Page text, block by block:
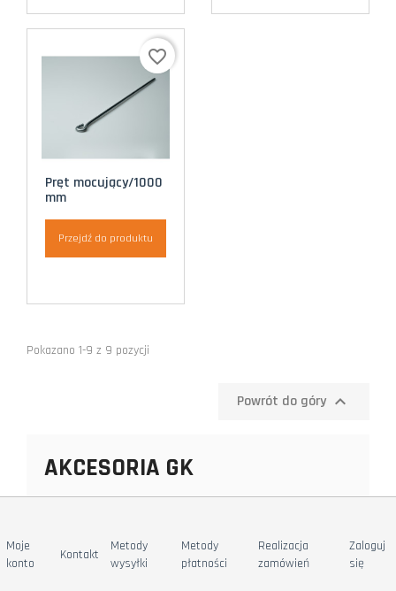
Pręt mocujący/1000
mm
Przejdź do produktu
favorite_border
Pokazano 1-9 z 9 pozycji
Powrót do góry 
AKCESORIA GK
Moje
konto
Kontakt
Metody
wysyłki
Metody
płatności
Realizacja
zamówień
Zaloguj
się